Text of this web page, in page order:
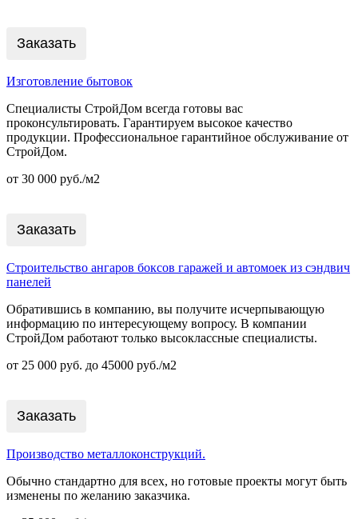
Заказать
Изготовление бытовок
Специалисты СтройДом всегда готовы вас
проконсультировать. Гарантируем высокое качество
продукции. Профессиональное гарантийное обслуживание от
СтройДом.
от 30 000 руб./м2
Заказать
Строительство ангаров боксов гаражей и автомоек из сэндвич
панелей
Обратившись в компанию, вы получите исчерпывающую
информацию по интересующему вопросу. В компании
СтройДом работают только высоклассные специалисты.
от 25 000 руб. до 45000 руб./м2
Заказать
Производство металлоконструкций.
Обычно стандартно для всех, но готовые проекты могут быть
изменены по желанию заказчика.